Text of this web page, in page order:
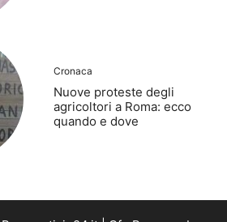
Cronaca
Nuove proteste degli
agricoltori a Roma: ecco
quando e dove